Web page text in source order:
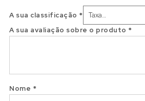
A sua classificação *
A sua avaliação sobre o produto *
Nome *